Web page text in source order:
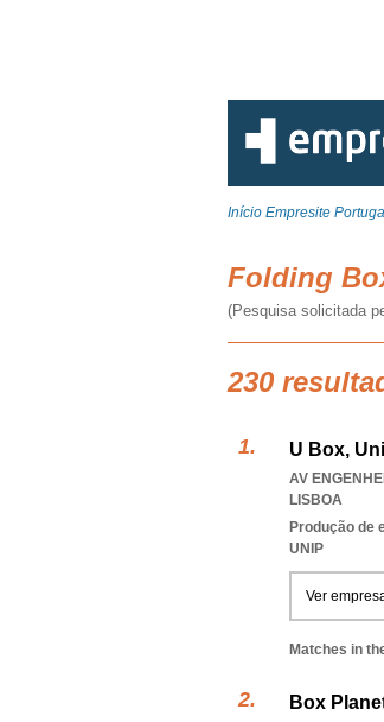
Início Empresite
Folding
(Pesquisa solicitada
230
U Box,
AV
LISBOA
Produção de
UNIP
Ver
Matches in
Box